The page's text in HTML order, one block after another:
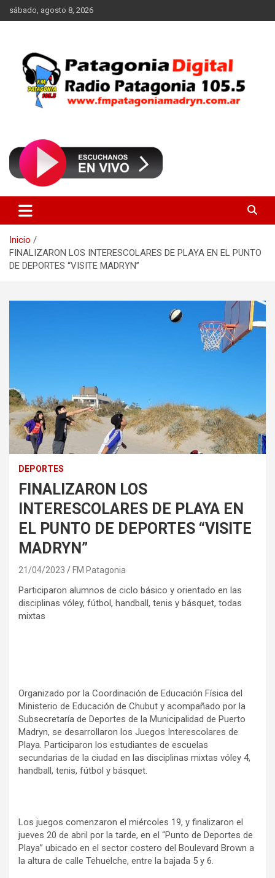
Saltar
al
sábado, agosto 8, 2026
FM Patagonia Madryn
Inicio
FINALIZARON LOS INTERESCOLARES DE PLAYA EN EL PUNTO
DE DEPORTES “VISITE MADRYN”
DEPORTES
FINALIZARON LOS
INTERESCOLARES DE PLAYA EN
EL PUNTO DE DEPORTES “VISITE
MADRYN”
21/04/2023 FM Patagonia
Participaron alumnos de ciclo básico y orientado en las
disciplinas vóley, fútbol, handball, tenis y básquet, todas
mixtas
Organizado por la Coordinación de Educación Física del
Ministerio de Educación de Chubut y acompañado por la
Subsecretaría de Deportes de la Municipalidad de Puerto
Madryn, se desarrollaron los Juegos Interescolares de
Playa. Participaron los estudiantes de escuelas
secundarias de la ciudad en las disciplinas mixtas vóley 4,
handball, tenis, fútbol y básquet.
Los juegos comenzaron el miércoles 19, y finalizaron el
jueves 20 de abril por la tarde, en el “Punto de Deportes de
Playa” ubicado en el sector costero del Boulevard Brown a
la altura de calle Tehuelche, entre la bajada 5 y 6.